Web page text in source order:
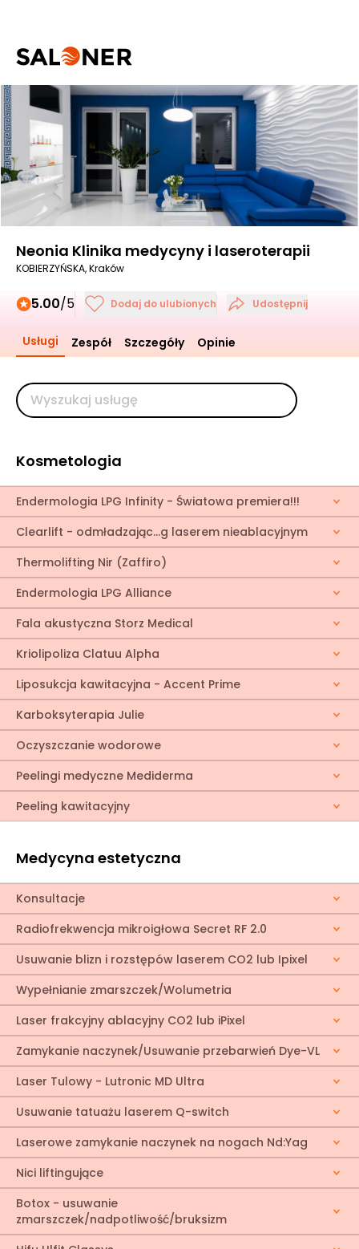
Neonia Klinika medycyny i laseroterapii
KOBIERZYŃSKA, Kraków
5.00/5 Dodaj do ulubionych Udostępnij
Usługi Zespół Szczegóły Opinie
Kosmetologia
Endermologia LPG Infinity - Światowa premiera!!!
Clearlift - odmładzając...g laserem nieablacyjnym
Thermolifting Nir (Zaffiro)
Endermologia LPG Alliance
Fala akustyczna Storz Medical
Kriolipoliza Clatuu Alpha
Liposukcja kawitacyjna - Accent Prime
Karboksyterapia Julie
Oczyszczanie wodorowe
Peelingi medyczne Mediderma
Peeling kawitacyjny
Medycyna estetyczna
Konsultacje
Radiofrekwencja mikroigłowa Secret RF 2.0
Usuwanie blizn i rozstępów laserem CO2 lub Ipixel
Wypełnianie zmarszczek/Wolumetria
Laser frakcyjny ablacyjny CO2 lub iPixel
Zamykanie naczynek/Usuwanie przebarwień Dye-VL
Laser Tulowy - Lutronic MD Ultra
Usuwanie tatuażu laserem Q-switch
Laserowe zamykanie naczynek na nogach Nd:Yag
Nici liftingujące
Botox - usuwanie
zmarszczek/nadpotliwość/bruksizm